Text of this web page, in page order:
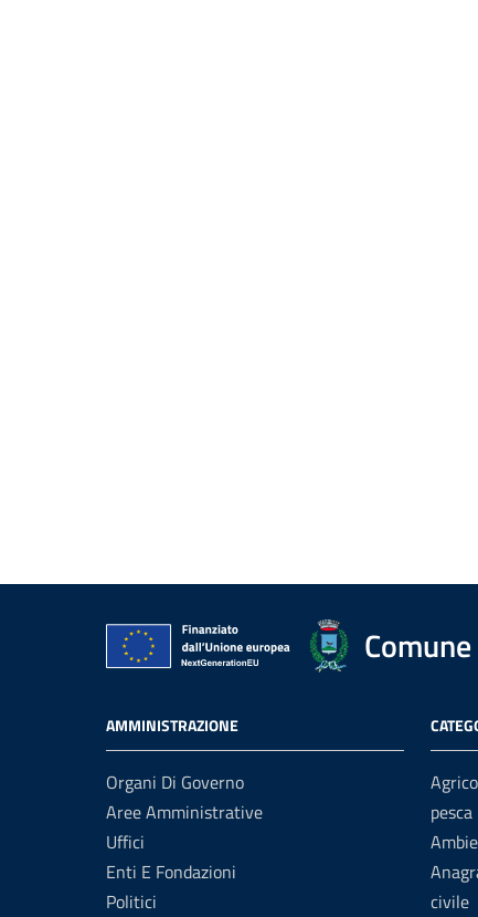
AMMINISTRAZIONE
Organi Di Governo
Aree Amministrative
Uffici
Enti E Fondazioni
Politici
pesca
civile